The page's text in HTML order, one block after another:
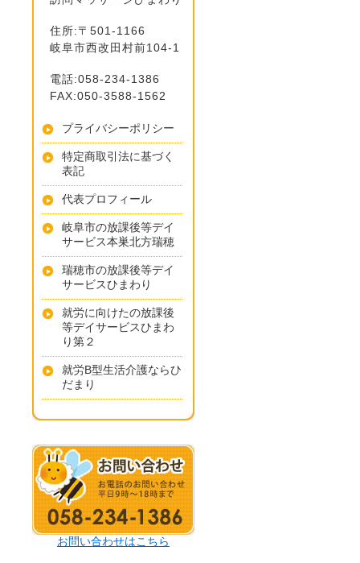
住所:〒501-1166
岐阜市西改田村前104-1
電話:058-234-1386
FAX:050-3588-1562
プライバシーポリシー
特定商取引法に基づく
表記
代表プロフィール
岐阜市の放課後等デイ
サービス本巣北方瑞穂
瑞穂市の放課後等デイ
サービスひまわり
就労に向けたの放課後
等デイサービスひまわ
り第２
就労B型生活介護ならひ
だまり
お問い合わせはこちら